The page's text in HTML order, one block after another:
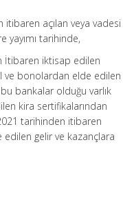
açılan veya vadesi
yayımı tarihinde,
İtibaren iktisap edilen
ve bonolardan elde edilen
bu bankalar olduğu varlık
kira sertifikalarından
tarihinden itibaren
edilen gelir ve kazançlara